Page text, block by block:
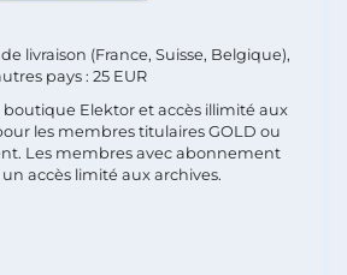
livraison (France, Suisse, Belgique),
pays : 25 EUR
boutique Elektor et accès illimité aux
les membres titulaires GOLD ou
Les membres avec abonnement
accès limité aux archives.